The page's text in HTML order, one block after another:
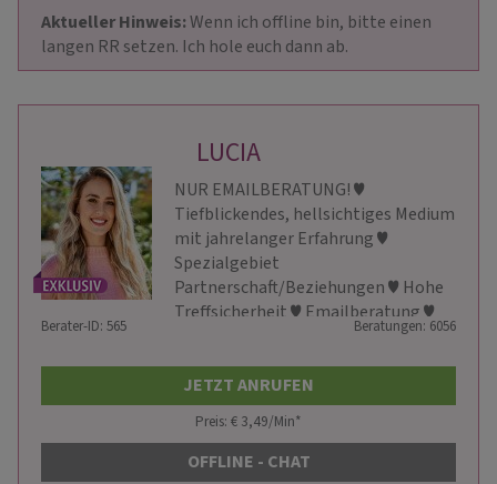
Aktueller Hinweis: Wenn ich offline bin, bitte einen
langen RR setzen. Ich hole euch dann ab.
LUCIA
NUR EMAILBERATUNG! ♥
Tiefblickendes, hellsichtiges Medium
mit jahrelanger Erfahrung ♥
Spezialgebiet
Partnerschaft/Beziehungen ♥ Hohe
Treffsicherheit ♥ Emailberatung ♥
Ich sehe mitten ins Herz ♥
Berater-ID: 565 Beratungen: 6056
JETZT ANRUFEN
Preis: € 3,49/Min*
OFFLINE - CHAT